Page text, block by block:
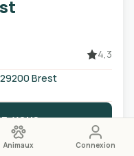
Animaux Connexion
4,3
Brest
vous